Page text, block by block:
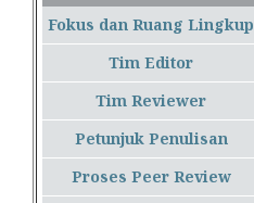
Fokus dan Ruang Lingkup
Tim Editor
Tim Reviewer
Petunjuk Penulisan
Proses Peer Review